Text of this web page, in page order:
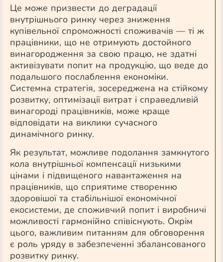
Це може призвести до деградації
внутрішнього ринку через зниження
купівельної спроможності споживачів — ті ж
працівники, що не отримують достойного
винагородження за свою працю, не здатні
активізувати попит на продукцію, що веде до
подальшого послаблення економіки.
Системна стратегія, зосереджена на стійкому
розвитку, оптимізації витрат і справедливій
винагороді працівників, може краще
відповідати на виклики сучасного
динамічного ринку.
Як результат, можливе подолання замкнутого
кола внутрішньої компенсації низькими
цінами і підвищеного навантаження на
працівників, що сприятиме створенню
здоровішої та стабільнішої економічної
екосистеми, де споживчий попит і виробничі
можливості гармонійно співіснують. Окрім
цього, важливим питанням для обговорення
є роль уряду в забезпеченні збалансованого
розвитку ринку.